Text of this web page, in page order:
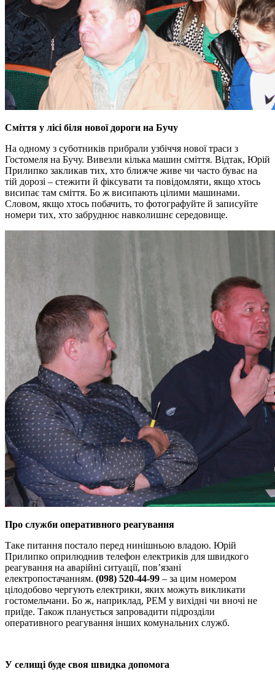
Сміття у лісі біля нової дороги на Бучу
На одному з суботників прибрали узбіччя нової траси з
Гостомеля на Бучу. Вивезли кілька машин сміття. Відтак, Юрій
Прилипко закликав тих, хто ближче живе чи часто буває на
тій дорозі – стежити й фіксувати та повідомляти, якщо хтось
висипає там сміття. Бо ж висипають цілими машинами.
Словом, якщо хтось побачить, то фотографуйте й записуйте
номери тих, хто забруднює навколишнє середовище.
Про служби оперативного реагування
Таке питання постало перед нинішньою владою. Юрій
Прилипко оприлюднив телефон електриків для швидкого
реагування на аварійні ситуації, пов’язані
електропостачанням. (098) 520-44-99 – за цим номером
цілодобово чергують електрики, яких можуть викликати
гостомельчани. Бо ж, наприклад, РЕМ у вихідні чи вночі не
приїде. Також планується запровадити підрозділи
оперативного реагування інших комунальних служб.
У селищі буде своя швидка допомога